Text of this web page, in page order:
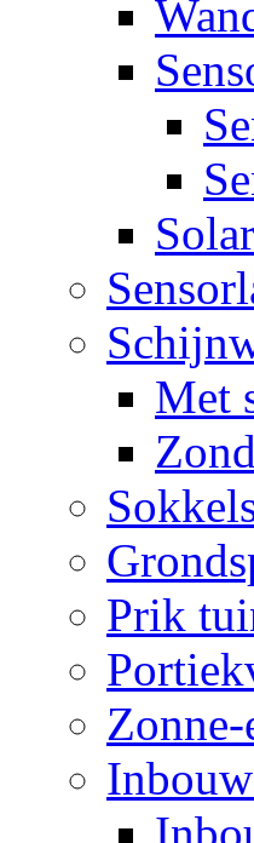
Met
Prik
Zonne-